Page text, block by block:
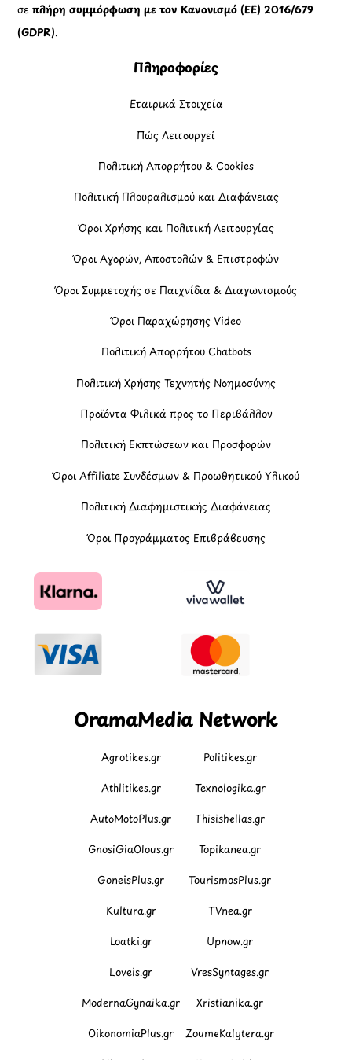
σεπλήρη συμμόρφωση με τον Κανονισμό (ΕΕ) 2016/679
(GDPR).
Πληροφορίες
Εταιρικά Στοιχεία
Πώς Λειτουργεί
Πολιτική Απορρήτου & Cookies
Πολιτική Πλουραλισμού και Διαφάνειας
Όροι Χρήσης και Πολιτική Λειτουργίας
Όροι Αγορών, Αποστολών & Επιστροφών
Όροι Συμμετοχής σε Παιχνίδια & Διαγωνισμούς
Όροι Παραχώρησης Video
Πολιτική Απορρήτου Chatbots
Πολιτική Χρήσης Τεχνητής Νοημοσύνης
Προϊόντα Φιλικά προς το Περιβάλλον
Πολιτική Εκπτώσεων και Προσφορών
Όροι Affiliate Συνδέσμων & Προωθητικού Υλικού
Πολιτική Διαφημιστικής Διαφάνειας
Όροι Προγράμματος Επιβράβευσης
OramaMedia Network
Agrotikes.gr Politikes.gr
Athlitikes.gr Texnologika.gr
AutoMotoPlus.gr Thisishellas.gr
GnosiGiaOlous.gr Topikanea.gr
GoneisPlus.gr TourismosPlus.gr
Kultura.gr TVnea.gr
Loatki.gr Upnow.gr
Loveis.gr VresSyntages.gr
ModernaGynaika.gr Xristianika.gr
OikonomiaPlus.gr ZoumeKalytera.gr